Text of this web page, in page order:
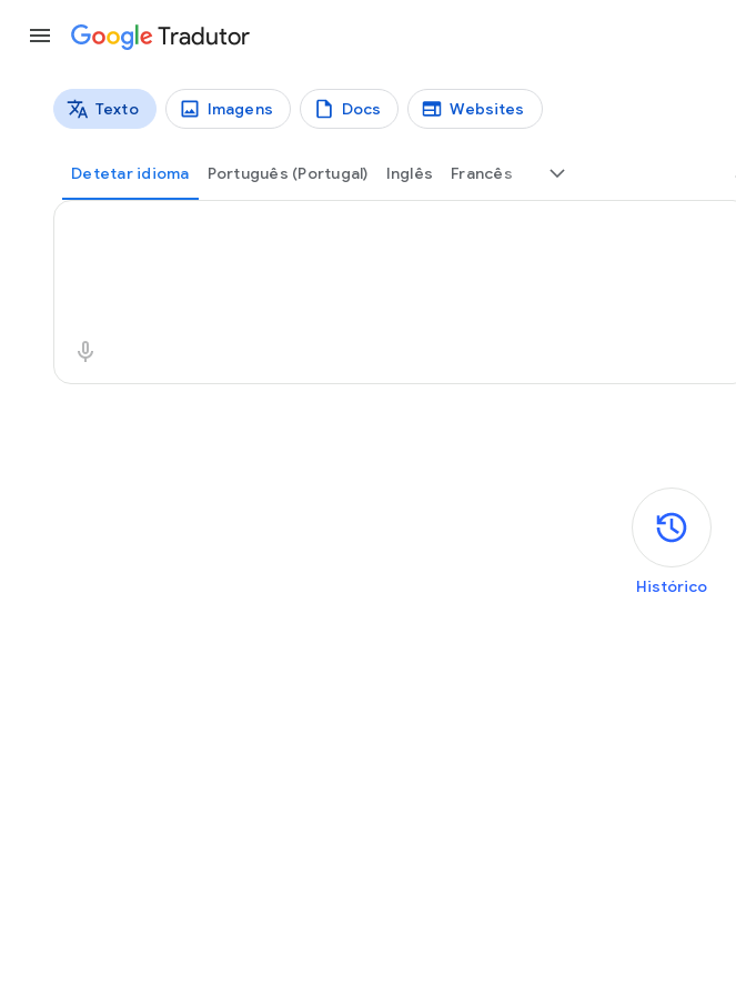
Tradutor
Tipos de tradução
Texto Imagens Docs Websites
Detetar idioma Português (Portugal) Inglês Francês
Texto de partida
Histórico